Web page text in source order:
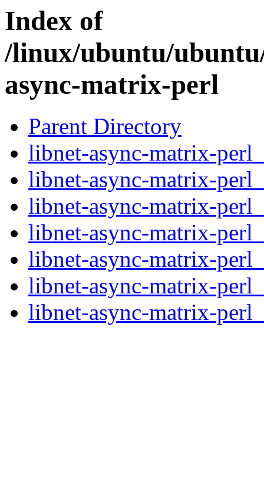
Index of
/linux/ubuntu/
async-matrix-perl
Parent Directory
libnet-async-matrix-
libnet-async-matrix-
libnet-async-matrix-
libnet-async-matrix-
libnet-async-matrix-
libnet-async-matrix-
libnet-async-matrix-